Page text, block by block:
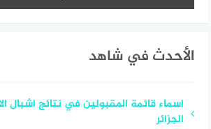
الأحدث في شاهد
الجزائر